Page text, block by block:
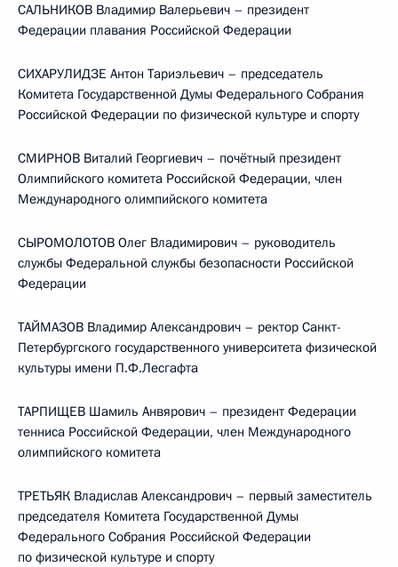
САЛЬНИКОВ Владимир Валерьевич – президент
Федерации плавания Российской Федерации
СИХАРУЛИДЗЕ Антон Тариэльевич – председатель
Комитета Государственной Думы Федерального Собрания
Российской Федерации по физической культуре и спорту
СМИРНОВ Виталий Георгиевич – почётный президент
Олимпийского комитета Российской Федерации, член
Международного олимпийского комитета
СЫРОМОЛОТОВ Олег Владимирович – руководитель
службы Федеральной службы безопасности Российской
Федерации
ТАЙМАЗОВ Владимир Александрович – ректор Санкт-
Петербургского государственного университета физической
культуры имени П.Ф.Лесгафта
ТАРПИЩЕВ Шамиль Анвярович – президент Федерации
тенниса Российской Федерации, член Международного
олимпийского комитета
ТРЕТЬЯК Владислав Александрович – первый заместитель
председателя Комитета Государственной Думы
Федерального Собрания Российской Федерации
по физической культуре и спорту